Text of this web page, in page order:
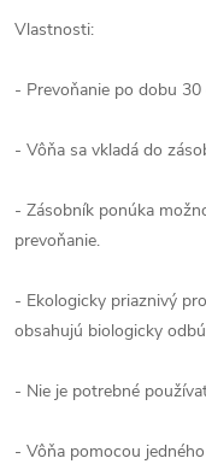
Vlastnosti:
- Prevoňanie po dobu 30
- Vôňa sa vkladá do
- Zásobník ponúka
prevoňanie.
- Ekologicky priaznivý
obsahujú biologicky
- Nie je potrebné
- Vôňa pomocou